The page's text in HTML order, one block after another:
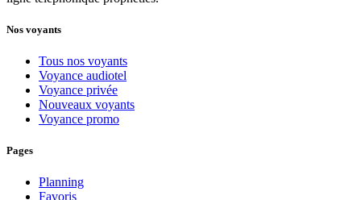
Nos voyants
Tous nos voyants
Voyance audiotel
Voyance privée
Nouveaux voyants
Voyance promo
Pages
Planning
Favoris